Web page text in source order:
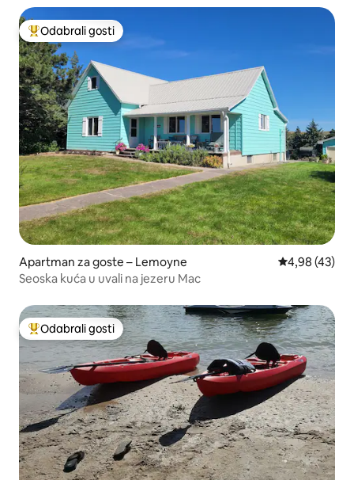
Među najviše rangiranima s oznakom „Odabrali gosti”
Odabrali gosti
Apartman za goste – Lemoyne Prosječna
4,98 (43)
Seoska kuća u uvali na jezeru Mac
Među najviše rangiranima s oznakom „Odabrali gosti”
Odabrali gosti